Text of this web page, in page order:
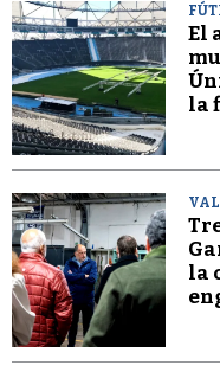
El
la
la